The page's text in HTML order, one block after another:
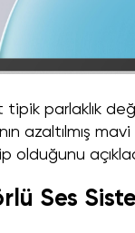
parlaklık
azaltılmış
olduğunu
Ses